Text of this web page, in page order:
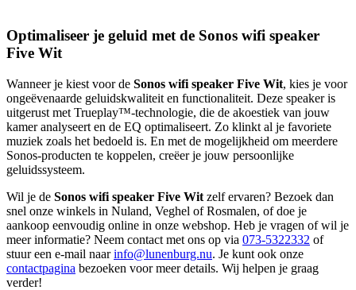
Optimaliseer je geluid met de Sonos wifi speaker
Five Wit
Wanneer je kiest voor de Sonos wifi speaker Five Wit, kies je voor
ongeëvenaarde geluidskwaliteit en functionaliteit. Deze speaker is
uitgerust met Trueplay™-technologie, die de akoestiek van jouw
kamer analyseert en de EQ optimaliseert. Zo klinkt al je favoriete
muziek zoals het bedoeld is. En met de mogelijkheid om meerdere
Sonos-producten te koppelen, creëer je jouw persoonlijke
geluidssysteem.
Wil je de Sonos wifi speaker Five Wit zelf ervaren? Bezoek dan
snel onze winkels in Nuland, Veghel of Rosmalen, of doe je
aankoop eenvoudig online in onze webshop. Heb je vragen of wil je
meer informatie? Neem contact met ons op via 073-5322332 of
stuur een e-mail naarinfo@lunenburg.nu. Je kunt ook onze
contactpagina bezoeken voor meer details. Wij helpen je graag
verder!